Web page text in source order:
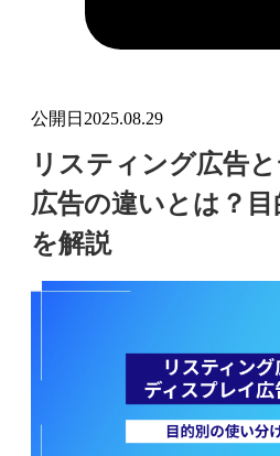
公開日 2025.08.29
リスティング広告
広告の違いとは？
を解説